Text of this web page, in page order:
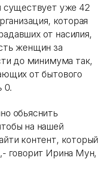
существует уже 42
которая
от насилия,
женщин за
до минимума так,
от бытового
0.
обьяснить
на нашей
контент, который
говорит Ирина Мун,